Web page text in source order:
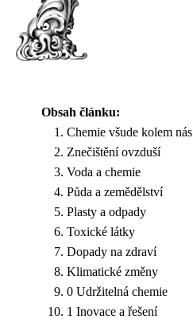
Obsah článku:
Chemie všude kolem nás
Znečištění ovzduší
Voda a chemie
Půda a zemědělství
Plasty a odpady
Toxické látky
Dopady na zdraví
Klimatické změny
0 Udržitelná chemie
1 Inovace a řešení